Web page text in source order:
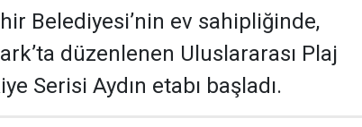
Belediyesi’nin ev sahipliğinde,
düzenlenen Uluslararası Plaj
Serisi Aydın etabı başladı.